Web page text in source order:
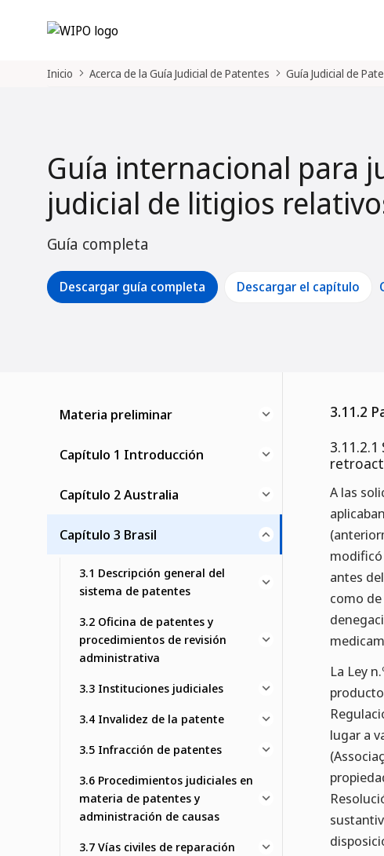
Inicio Acerca de la Guía Judicial de Patentes Guía Judicial de
Guía internacional para
judicial de litigios
Guía completa
Descargar guía completa Descargar el capítulo
Materia preliminar
Capítulo 1 Introducción
Capítulo 2 Australia
Capítulo 3 Brasil
3.1 Descripción general del
sistema de patentes
3.2 Oficina de patentes y
procedimientos de revisión
administrativa
3.3 Instituciones judiciales
3.4 Invalidez de la patente
3.5 Infracción de patentes
3.6 Procedimientos judiciales en
materia de patentes y
administración de causas
3.7 Vías civiles de reparación
3.11.2
A las
modificó
antes
como
La Ley
lugar a